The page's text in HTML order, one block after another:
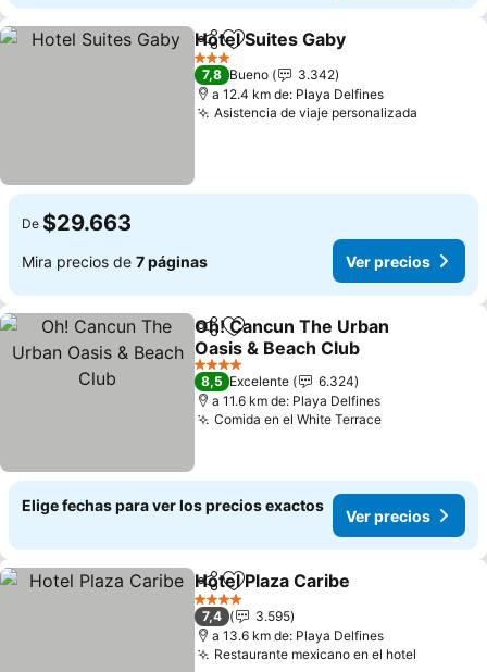
CompartirAgregar a favoritos
Hotel Suites Gaby
3 Estrellas
7,8 Bueno
3.342
a 12.4 km de: Playa Delfines
Asistencia de viaje personalizada
De $29.663
Mira precios de 7 páginas Ver precios
CompartirAgregar a favoritos
Oh! Cancun The Urban
Oasis & Beach Club
Ver precios
4 Estrellas
8,5 Excelente
6.324
a 11.6 km de: Playa Delfines
Comida en el White TerraceVer precios
Elige fechas para ver los precios exactos
Ver precios
CompartirAgregar a favoritos
Hotel Plaza Caribe
4 Estrellas
7,4
3.595
a 13.6 km de: Playa Delfines
Restaurante mexicano en el hotel